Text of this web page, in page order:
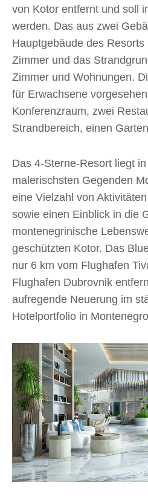
von Kotor entfernt und soll
werden. Das aus zwei
Hauptgebäude des
Zimmer und das
Zimmer und Wohnungen.
für Erwachsene
Konferenzraum, zwei
Strandbereich, einen
Das 4-Sterne-Resort liegt
malerischsten Gegenden
eine Vielzahl von
sowie einen Einblick in die
montenegrinische
geschützten Kotor. Das
nur 6 km vom Flughafen
Flughafen Dubrovnik
aufregende Neuerung im
Hotelportfolio in